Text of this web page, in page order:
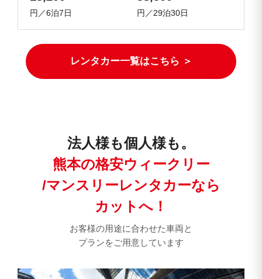
円／6泊7日 円／29泊30日
レンタカー一覧はこちら ＞
法人様も個人様も。
熊本の格安ウィークリー
/マンスリーレンタカーなら
カットへ！
お客様の用途に合わせた車両と
プランをご用意しています